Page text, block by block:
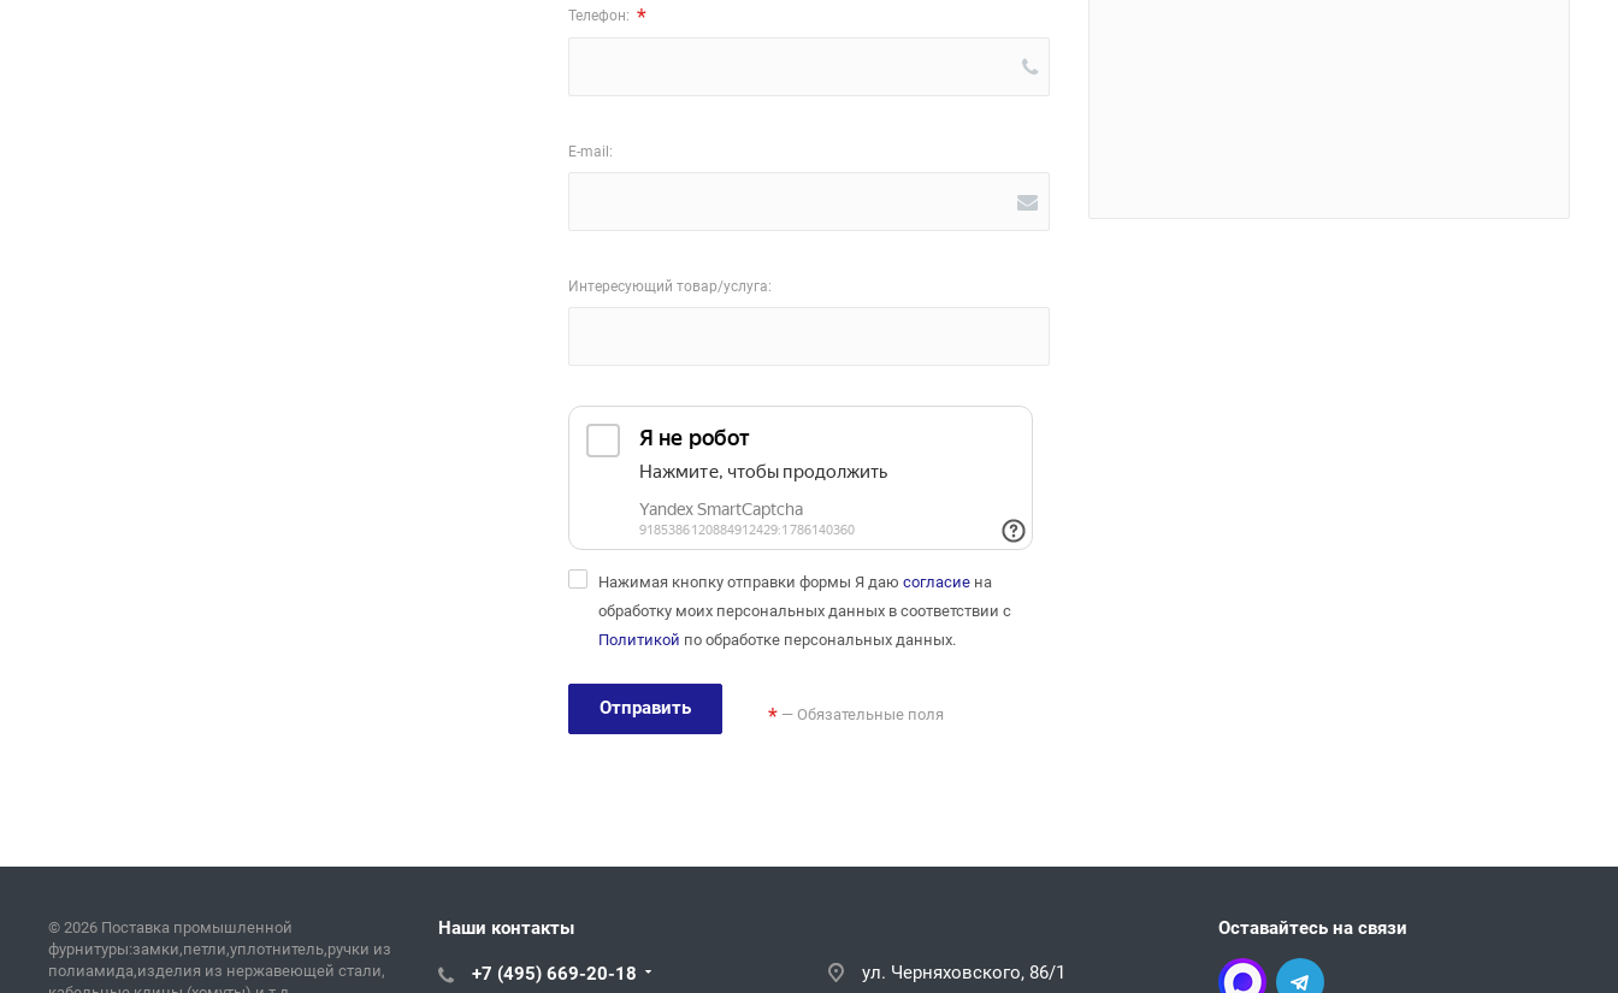
Телефон: *
E-mail:
Интересующий товар/услуга:
Нажимая кнопку отправки формы Я даю согласие на
обработку моих персональных данных в соответствии с
Политикой по обработке персональных данных.
Отправить * — Обязательные поля
© 2026 Поставка промышленной
фурнитуры:замки,петли,уплотнитель,ручки из
полиамида,изделия из нержавеющей стали,
Наши контакты
+7 (495) 669-20-18 ул. Черняховского, 86/1
Оставайтесь на связи